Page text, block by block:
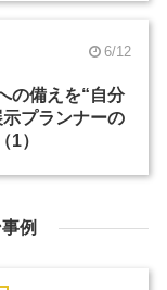
6/12
の備えを“自分
プランナーの
1）
例